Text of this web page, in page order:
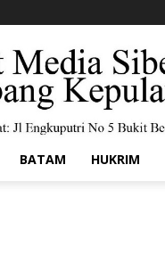
BATAM HUKRIM